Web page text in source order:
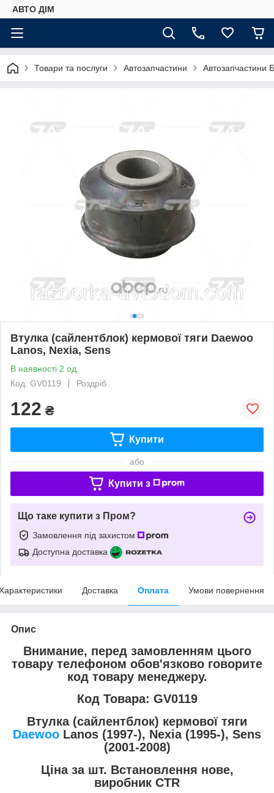
АВТО ДIМ
Товари та послуги Автозапчастини Автозапчастини
Втулка (сайлентблок) кермової тяги Daewoo
Lanos, Nexia, Sens
В наявності 2 од.
Код: GV0119
Роздріб
122 ₴
Купити
або
Купити з
Що таке купити з Пром?
Замовлення під захистом
Доступна доставка
Доставка Оплата Умови повернення
Опис
Внимание, перед замовленням цього
товару телефоном обов'язково говорите
код товару менеджеру.
Код Товара: GV0119
Втулка (сайлентблок) кермової тяги
Daewoo Lanos (1997-), Nexia (1995-), Sens
(2001-2008)
Ціна за шт. Встановлення нове,
виробник CTR